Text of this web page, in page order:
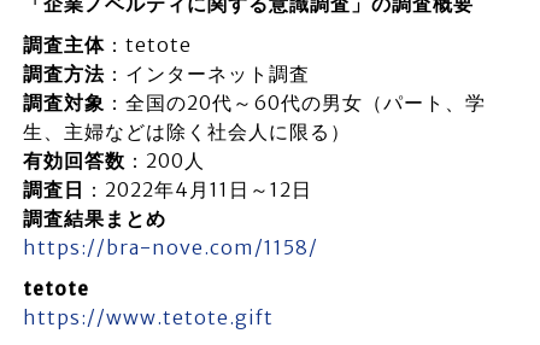
調査主体：tetote
調査方法：インターネット調査
調査対象 ：全国の20代～60代の男女（パート、学
生、主婦などは除く社会人に限る）
有効回答数 ：200人
調査日 ：2022年4月11日～12日
調査結果まとめ
https://bra-nove.com/1158/
tetote
https://www.tetote.gift